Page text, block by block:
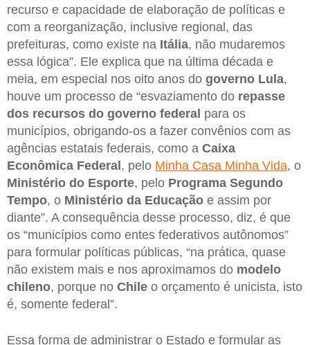
recurso e capacidade de elaboração de políticas e
com a reorganização, inclusive regional, das
prefeituras, como existe na Itália, não mudaremos
essa lógica”. Ele explica que na última década e
meia, em especial nos oito anos do governo Lula,
houve um processo de “esvaziamento do repasse
dos recursos do governo federal para os
municípios, obrigando-os a fazer convênios com as
agências estatais federais, como a Caixa
Econômica Federal, pelo Minha Casa Minha Vida, o
Ministério do Esporte, pelo Programa Segundo
Tempo, o Ministério da Educação e assim por
diante”. A consequência desse processo, diz, é que
os “municípios como entes federativos autônomos”
para formular políticas públicas, “na prática, quase
não existem mais e nos aproximamos do modelo
chileno, porque no Chile o orçamento é unicista, isto
é, somente federal”.
Essa forma de administrar o Estado e formular as